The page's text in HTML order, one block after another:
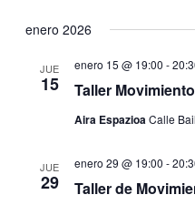
enero 2026
JUE
15 Taller
enero 15 @ 19:00 -
Aira EspazioaCalle
JUE
29 Taller de
enero 29 @ 19:00 -